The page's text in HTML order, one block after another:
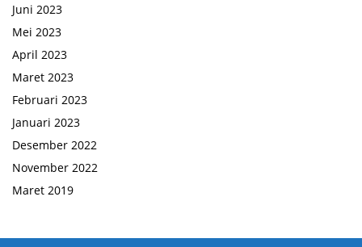
Juni 2023
Mei 2023
April 2023
Maret 2023
Februari 2023
Januari 2023
Desember 2022
November 2022
Maret 2019